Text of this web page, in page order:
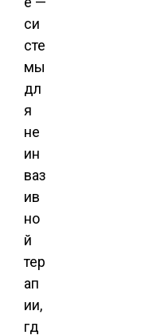
си
сте
мы
дл
я
не
ин
ваз
ив
но
й
тер
ап
ии,
гд